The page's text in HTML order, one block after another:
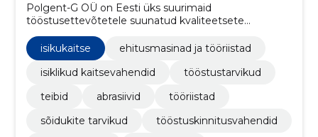
Polgent-G OÜ on Eesti üks suurimaid
tööstusettevõtetele suunatud kvaliteetsete
pakkuda kõrgeima väärtusega usaldusväärset ja
paindlikku teenust.
isikukaitse
ehitusmasinad ja tööriistad
isiklikud kaitsevahendid
tööstustarvikud
teibid
abrasiivid
tööriistad
sõidukite tarvikud
tööstuskinnitusvahendid